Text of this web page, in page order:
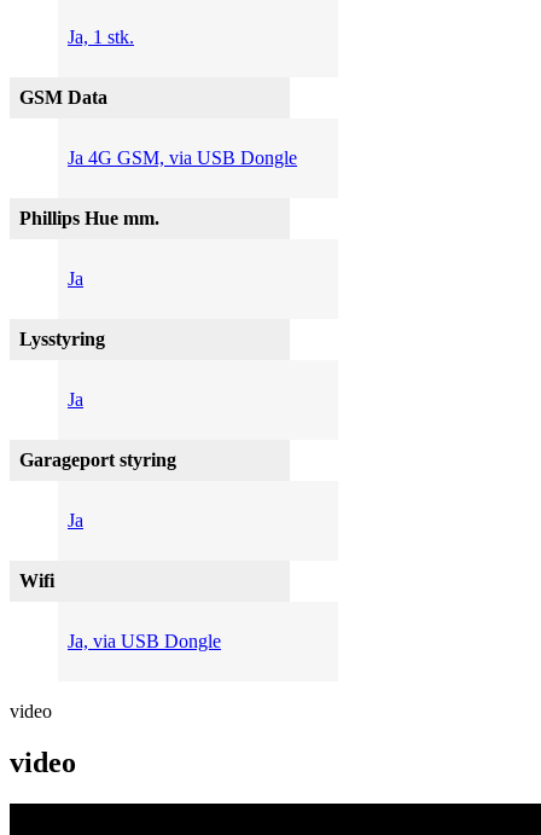
Ja, 1 stk.
GSM Data
Ja 4G GSM, via USB Dongle
Phillips Hue mm.
Ja
Lysstyring
Ja
Garageport styring
Ja
Wifi
Ja, via USB Dongle
video
video